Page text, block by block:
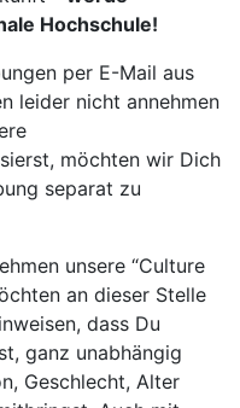
Hochschule!
per E-Mail aus
leider nicht annehmen
möchten wir Dich
separat zu
unsere “Culture
an dieser Stelle
dass Du
ganz unabhängig
Geschlecht, Alter